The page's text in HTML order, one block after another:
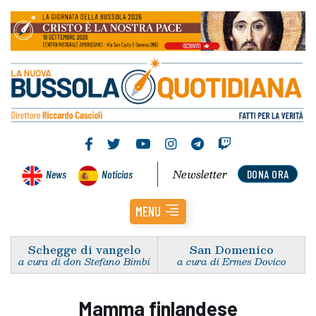
News Noticias DONA ORA
Newsletter
MENU
Schegge di vangelo
a cura di don Stefano Bimbi
San Domenico
a cura di Ermes Dovico
Mamma finlandese